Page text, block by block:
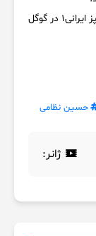
شما عزیزان میتوانید با نام حسین نظامی و یا آشپز ایرانی۱ در گوگل
حسین نظامی
ژانر: